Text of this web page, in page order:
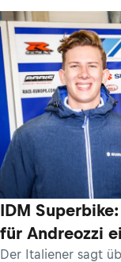
IDM
für Andreozzi
Der Italiener sagt